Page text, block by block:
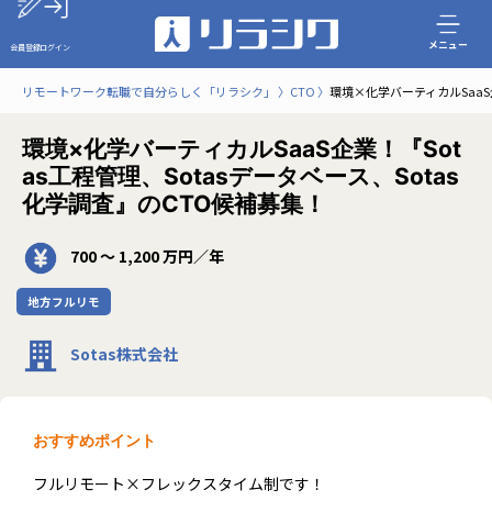
会員登録ログイン メニュー
リモートワーク転職で自分らしく「リラシク」 CTO 環境×化学バーティカル
環境×化学バーティカルSaaS企業！『Sot
as工程管理、Sotasデータベース、Sotas
化学調査』のCTO候補募集！
700 〜 1,200 万円／年
地方フルリモ
Sotas株式会社
おすすめポイント
フルリモート×フレックスタイム制です！